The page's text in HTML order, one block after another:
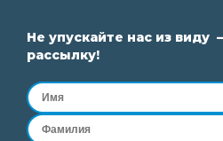
Не упускайте нас из
рассылку!